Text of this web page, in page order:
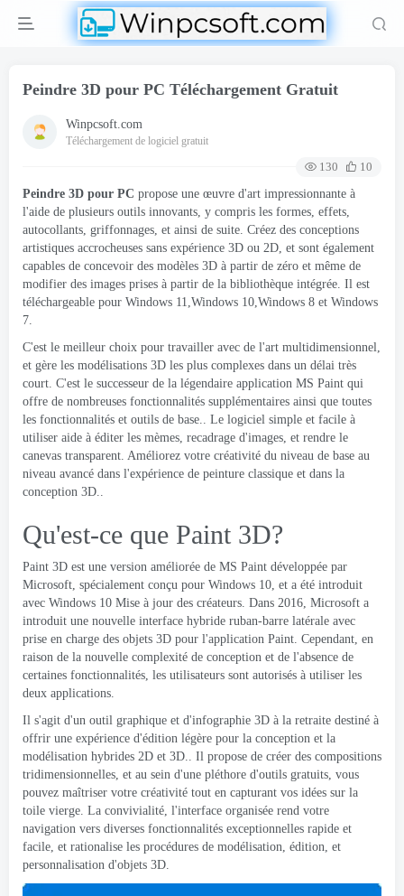
Peindre 3D pour PC Téléchargement Gratuit
Winpcsoft.com
Téléchargement de logiciel gratuit
130
10
Peindre 3D pour PC propose une œuvre d'art impressionnante à
l'aide de plusieurs outils innovants, y compris les formes, effets,
autocollants, griffonnages, et ainsi de suite. Créez des conceptions
artistiques accrocheuses sans expérience 3D ou 2D, et sont également
capables de concevoir des modèles 3D à partir de zéro et même de
modifier des images prises à partir de la bibliothèque intégrée. Il est
téléchargeable pour Windows 11,Windows 10,Windows 8 et Windows
7.
C'est le meilleur choix pour travailler avec de l'art multidimensionnel,
et gère les modélisations 3D les plus complexes dans un délai très
court. C'est le successeur de la légendaire application MS Paint qui
offre de nombreuses fonctionnalités supplémentaires ainsi que toutes
les fonctionnalités et outils de base.. Le logiciel simple et facile à
utiliser aide à éditer les mèmes, recadrage d'images, et rendre le
canevas transparent. Améliorez votre créativité du niveau de base au
niveau avancé dans l'expérience de peinture classique et dans la
conception 3D..
Qu'est-ce que Paint 3D?
Paint 3D est une version améliorée de MS Paint développée par
Microsoft, spécialement conçu pour Windows 10, et a été introduit
avec Windows 10 Mise à jour des créateurs. Dans 2016, Microsoft a
introduit une nouvelle interface hybride ruban-barre latérale avec
prise en charge des objets 3D pour l'application Paint. Cependant, en
raison de la nouvelle complexité de conception et de l'absence de
certaines fonctionnalités, les utilisateurs sont autorisés à utiliser les
deux applications.
Il s'agit d'un outil graphique et d'infographie 3D à la retraite destiné à
offrir une expérience d'édition légère pour la conception et la
modélisation hybrides 2D et 3D.. Il propose de créer des compositions
tridimensionnelles, et au sein d'une pléthore d'outils gratuits, vous
pouvez maîtriser votre créativité tout en capturant vos idées sur la
toile vierge. La convivialité, l'interface organisée rend votre
navigation vers diverses fonctionnalités exceptionnelles rapide et
facile, et rationalise les procédures de modélisation, édition, et
personnalisation d'objets 3D.